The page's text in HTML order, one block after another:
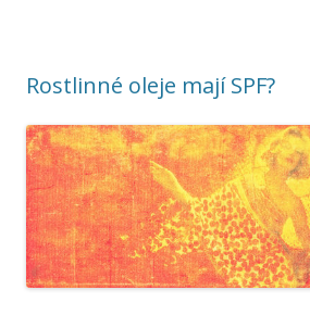
Rostlinné oleje mají SPF?